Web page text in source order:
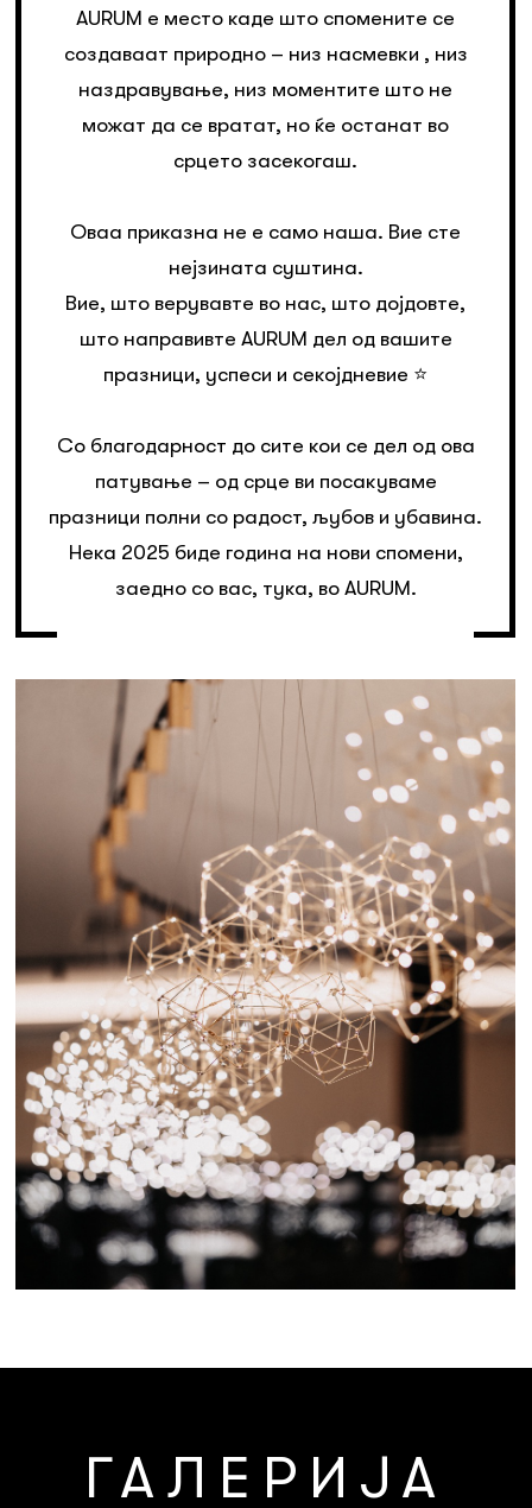
AURUM е место каде што спомените се
создаваат природно – низ насмевки , низ
наздравување, низ моментите што не
можат да се вратат, но ќе останат во
срцето засекогаш.
Оваа приказна не е само наша. Вие сте
нејзината суштина.
Вие, што верувавте во нас, што дојдовте,
што направивте AURUM дел од вашите
празници, успеси и секојдневие ⭐️
Со благодарност до сите кои се дел од ова
патување – од срце ви посакуваме
празници полни со радост, љубов и убавина.
Нека 2025 биде година на нови спомени,
заедно со вас, тука, во AURUM.
ГАЛЕРИЈА